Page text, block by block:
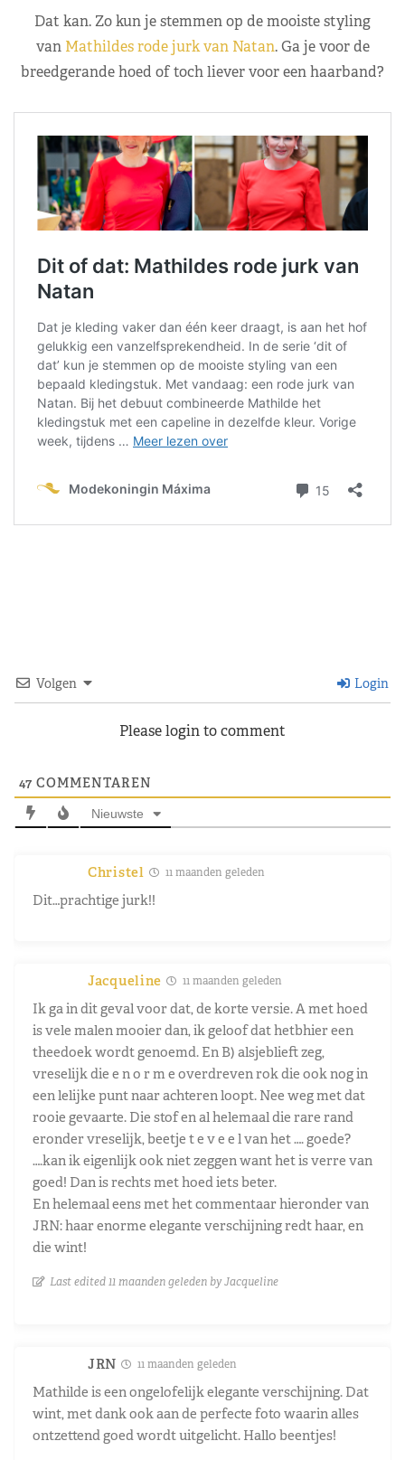
Dat kan. Zo kun je stemmen op de mooiste styling
van Mathildes rode jurk van Natan. Ga je voor de
breedgerande hoed of toch liever voor een haarband?
Volgen Login
Please login to comment
47 COMMENTAREN
Nieuwste
Christel 11 maanden geleden
Dit…prachtige jurk!!
Jacqueline 11 maanden geleden
Ik ga in dit geval voor dat, de korte versie. A met hoed
is vele malen mooier dan, ik geloof dat hetbhier een
theedoek wordt genoemd. En B) alsjeblieft zeg,
vreselijk die e n o r m e overdreven rok die ook nog in
een lelijke punt naar achteren loopt. Nee weg met dat
rooie gevaarte. Die stof en al helemaal die rare rand
eronder vreselijk, beetje t e v e e l van het …. goede?
….kan ik eigenlijk ook niet zeggen want het is verre van
goed! Dan is rechts met hoed iets beter.
En helemaal eens met het commentaar hieronder van
JRN: haar enorme elegante verschijning redt haar, en
die wint!
Last edited 11 maanden geleden by Jacqueline
JRN 11 maanden geleden
Mathilde is een ongelofelijk elegante verschijning. Dat
wint, met dank ook aan de perfecte foto waarin alles
ontzettend goed wordt uitgelicht. Hallo beentjes!